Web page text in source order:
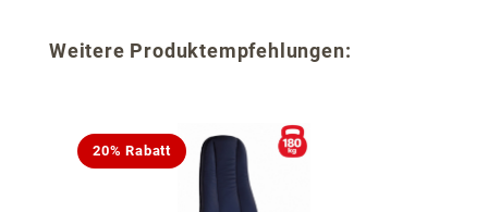
Produktgalerie überspringen
Weitere Produktempfehlungen:
20% Rabatt